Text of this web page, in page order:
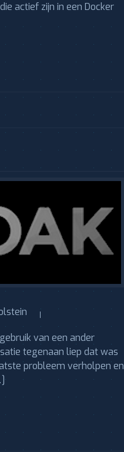
actief zijn in een Docker
van een ander
tegenaan liep dat was
probleem verholpen en